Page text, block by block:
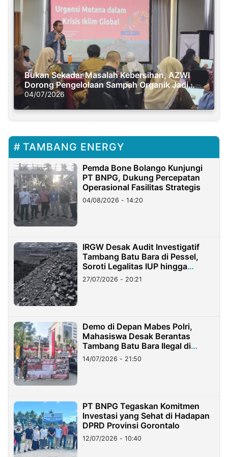
Bukan Sekadar Masalah Kebersihan, AZWI
Dorong Pengelolaan Sampah Organik Jadi
Solusi Krisis Iklim
04/07/2026
TAMBANG ENERGY
Pemda Bone Bolango Kunjungi
PT BNPG, Dukung Percepatan
Operasional Fasilitas Strategis
04/08/2026 - 14:20
IRGW Desak Audit Investigatif
Tambang Batu Bara di Pessel,
Soroti Legalitas IUP hingga
Stockpile
27/07/2026 - 20:21
Demo di Depan Mabes Polri,
Mahasiswa Desak Berantas
Tambang Batu Bara Ilegal di
Lampung
14/07/2026 - 21:50
PT BNPG Tegaskan Komitmen
Investasi yang Sehat di Hadapan
DPRD Provinsi Gorontalo
12/07/2026 - 10:40